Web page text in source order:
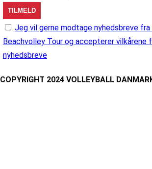
Jeg vil gerne modtage nyhedsbreve fra
Beachvolley Tour og accepterer vilkårene
nyhedsbreve
COPYRIGHT 2024 VOLLEYBALL